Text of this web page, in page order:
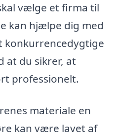
vælge et firma til
kan hjælpe dig med
konkurrencedygtige
at du sikrer, at
professionelt.
materiale en
kan være lavet af